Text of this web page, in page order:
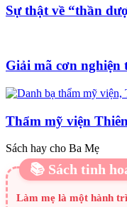
Sự thật về “thần
Giải mã cơn nghiện
Thẩm mỹ viện
Sách hay cho Ba Mẹ
📚 Sách tinh
Làm mẹ là một hành